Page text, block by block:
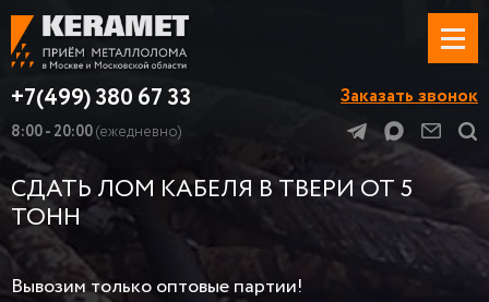
+7(499) 380 67 33
8:00 - 20:00(ежедневно)
Заказать звонок
СДАТЬ ЛОМ КАБЕЛЯ В ТВЕРИ ОТ 5
ТОНН
Вывозим только оптовые партии!